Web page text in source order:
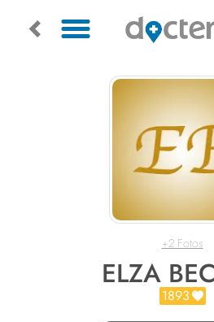
+2 Fotos
ELZA
1893